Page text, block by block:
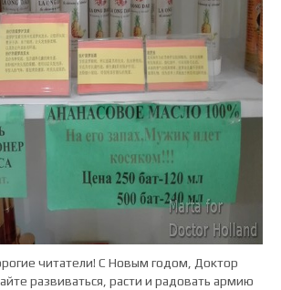
читатели! С Новым годом, Доктор
развиваться, расти и радовать армию